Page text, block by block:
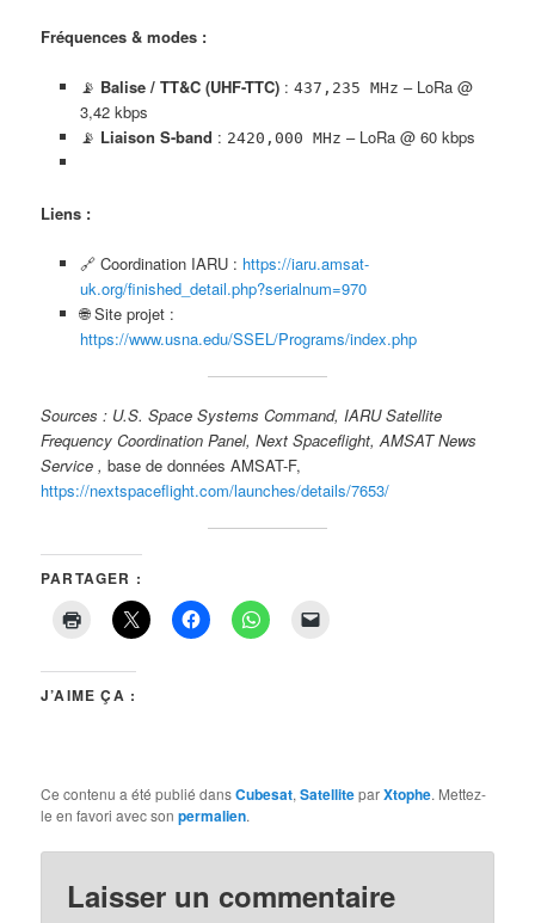
Fréquences & modes :
📡 Balise / TT&C (UHF-TTC): 437,235 MHz – LoRa @
3,42 kbps
📡 Liaison S-band : 2420,000 MHz – LoRa @ 60 kbps
Liens :
🔗 Coordination IARU : https://iaru.amsat-
uk.org/finished_detail.php?serialnum=970
🌐 Site projet :
https://www.usna.edu/SSEL/Programs/index.php
Sources : U.S. Space Systems Command, IARU Satellite
Frequency Coordination Panel, Next Spaceflight, AMSAT News
Service ,base de données AMSAT-F,
https://nextspaceflight.com/launches/details/7653/
PARTAGER :
J’AIME ÇA :
Ce contenu a été publié dansCubesat,SatelliteparXtophe. Mettez-
le en favori avec sonpermalien.
Laisser un commentaire